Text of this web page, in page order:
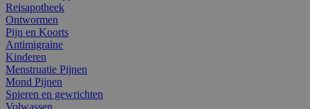
Reisapotheek
Ontwormen
Pijn en Koorts
Antimigraine
Kinderen
Menstruatie Pijnen
Mond Pijnen
Spieren en gewrichten
Volwassen